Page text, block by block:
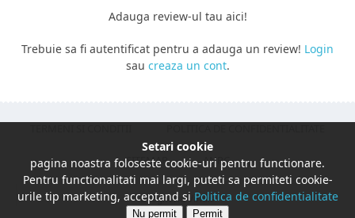
Adauga review-ul tau aici!
Trebuie sa fi autentificat pentru a adauga un review! Login
sau creaza un cont.
SITEMAP ANPC
Drogheria Viridis
Setari cookie
pagina noastra foloseste cookie-uri pentru functionare.
Pentru functionalitati mai largi, puteti sa permiteti cookie-
urile tip marketing, acceptand si Politica de confidentialitate
Nu permit Permit